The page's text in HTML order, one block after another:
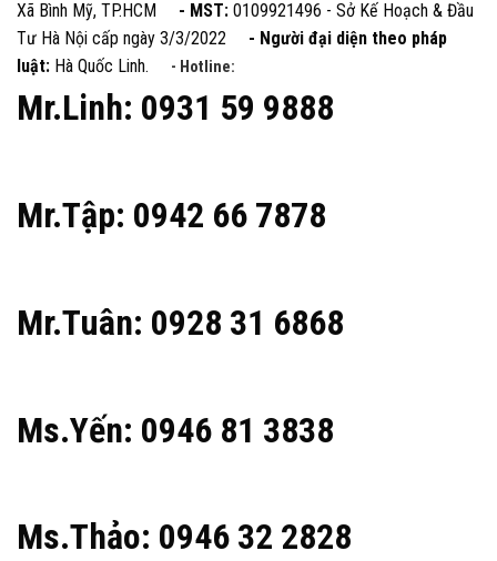
Xã Bình Mỹ, TP.HCM - MST: 0109921496 - Sở Kế Hoạch & Đầu
Tư Hà Nội cấp ngày 3/3/2022 - Người đại diện theo pháp
luật: Hà Quốc Linh. - Hotline:
Mr.Linh: 0931 59 9888
Mr.Tập: 0942 66 7878
Mr.Tuân: 0928 31 6868
Ms.Yến: 0946 81 3838
Ms.Thảo: 0946 32 2828